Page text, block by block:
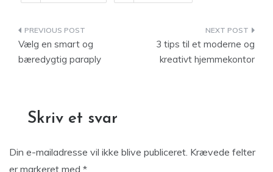
Indlægsnavigation
Vælg en smart og
bæredygtig paraply
3 tips til et moderne og
kreativt hjemmekontor
Skriv et svar
Din e-mailadresse vil ikke blive publiceret. Krævede felter
er markeret med *